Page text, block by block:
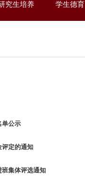
究生培养 学生德育
单公示
评定的通知
集体评选通知